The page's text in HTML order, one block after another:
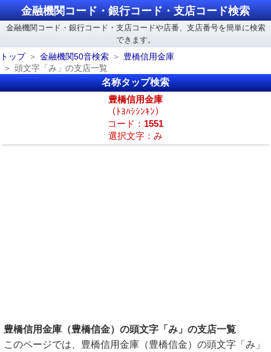
金融機関コード・銀行コード・支店コード検索
金融機関コード・銀行コード・支店コードや店番、支店番号を簡単に検索
できます。
トップ
金融機関50音検索
豊橋信用金庫
頭文字「み」の支店一覧
名称タップ検索
豊橋信用金庫
（ﾄﾖﾊｼｼﾝｷﾝ）
コード： 1551
選択文字：み
豊橋信用金庫（豊橋信金）の頭文字「み」の支店一覧
このページでは、豊橋信用金庫（豊橋信金）の頭文字「み」